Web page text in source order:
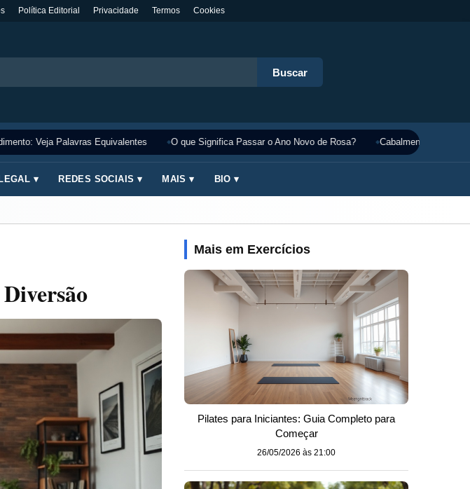
Política Editorial Privacidade Termos Cookies
Buscar
Veja Palavras Equivalentes O que Significa Passar o Ano Novo de Rosa? Cabalmente
LEGAL ▾ REDES SOCIAIS ▾ MAIS ▾ BIO ▾
Mais em Exercícios
Pilates para Iniciantes: Guia Completo para
Começar
26/05/2026 às 21:00